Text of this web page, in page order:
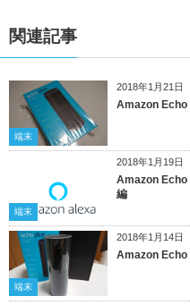
関連記事
2018年1月21日
端末
Amazon Echo
2018年1月19日
端末
Amazon Echo
編
2018年1月14日
端末
Amazon Echo